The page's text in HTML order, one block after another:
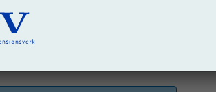
tjänstegrupplivförsäkring
anställning på riksdagens